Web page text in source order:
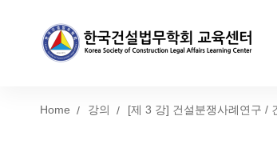
Home 강의 [제 3 강] 건설분쟁사례연구 /